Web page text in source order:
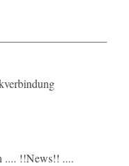
.... !!News!! ....